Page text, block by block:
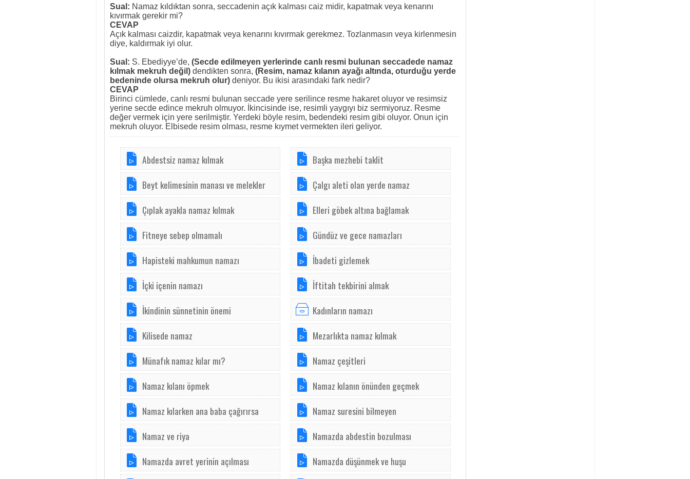
Sual: Namaz kıldıktan sonra, seccadenin açık kalması caiz midir, kapatmak veya kenarını
kıvırmak gerekir mi?
CEVAP
Açık kalması caizdir, kapatmak veya kenarını kıvırmak gerekmez. Tozlanmasın veya kirlenmesin
diye, kaldırmak iyi olur.
Sual: S. Ebediyye’de, (Secde edilmeyen yerlerinde canlı resmi bulunan seccadede namaz
kılmak mekruh değil) dendikten sonra, (Resim, namaz kılanın ayağı altında, oturduğu yerde
bedeninde olursa mekruh olur) deniyor. Bu ikisi arasındaki fark nedir?
CEVAP
Birinci cümlede, canlı resmi bulunan seccade yere serilince resme hakaret oluyor ve resimsiz
yerine secde edince mekruh olmuyor. İkincisinde ise, resimli yaygıyı biz sermiyoruz. Resme
değer vermek için yere serilmiştir. Yerdeki böyle resim, bedendeki resim gibi oluyor. Onun için
mekruh oluyor. Elbisede resim olması, resme kıymet vermekten ileri geliyor.
Abdestsiz namaz kılmak
Başka mezhebi taklit
Beyt kelimesinin manası ve melekler
Çalgı aleti olan yerde namaz
Çıplak ayakla namaz kılmak
Elleri göbek altına bağlamak
Fitneye sebep olmamalı
Gündüz ve gece namazları
Hapisteki mahkumun namazı
İbadeti gizlemek
İçki içenin namazı
İftitah tekbirini almak
İkindinin sünnetinin önemi
Kadınların namazı
Kilisede namaz
Mezarlıkta namaz kılmak
Münafık namaz kılar mı?
Namaz çeşitleri
Namaz kılanı öpmek
Namaz kılanın önünden geçmek
Namaz kılarken ana baba çağırırsa
Namaz suresini bilmeyen
Namaz ve riya
Namazda abdestin bozulması
Namazda avret yerinin açılması
Namazda düşünmek ve huşu